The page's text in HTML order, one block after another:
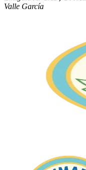
Valle García